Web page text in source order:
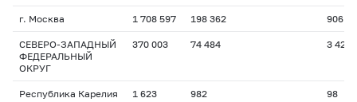
г. Москва 1 708 597 198 362 906
СЕВЕРО-ЗАПАДНЫЙ
ФЕДЕРАЛЬНЫЙ
ОКРУГ
370 003 74 484 3 425
Республика Карелия 1 623 982 98